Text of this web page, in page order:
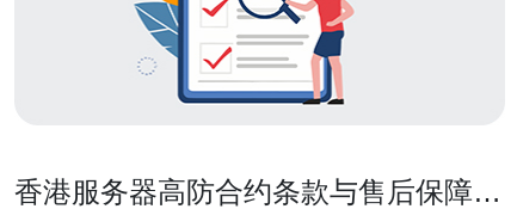
香港服务器高防合约条款与售后保障要